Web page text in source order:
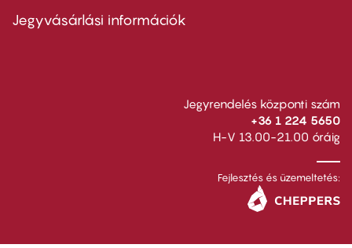
second
Jegyvásárlási információk
Jegyrendelés központi szám
+36 1 224 5650
H-V 13.00-21.00 óráig
Fejlesztés és üzemeltetés: